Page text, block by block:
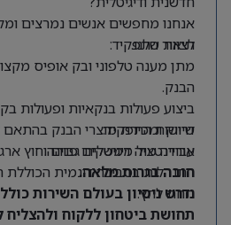
אנחנו מחפשים אנשים נמרצים
לצוות שלנו.
תיאור התפקיד:
מתן מענה טלפוני ובק אופיס
הבנק.
ביצוע פעולות בנקאיות ופעולות
שיווק ומכירת מוצרי הבנק בהתאם
עבודה מול ממשקים פנים וחוץ
התנהלות בסביבה דינמית הכוללת
תחת לחץ.
דרישות התפקיד:
אוריינטציה דיגיטלית גבוהה.
חובה בגרות מלאה.
נדרש ניסיון בעולם השירות
תחושת ביטחון ללקוח